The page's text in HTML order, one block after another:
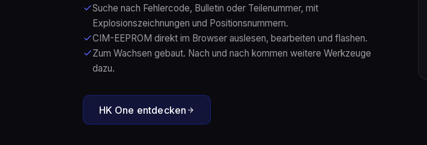
Suche nach Fehlercode, Bulletin oder Teilenummer, mit
Explosionszeichnungen und Positionsnummern.
CIM-EEPROM direkt im Browser auslesen, bearbeiten und flashen.
Zum Wachsen gebaut. Nach und nach kommen weitere Werkzeuge
dazu.
HK One entdecken